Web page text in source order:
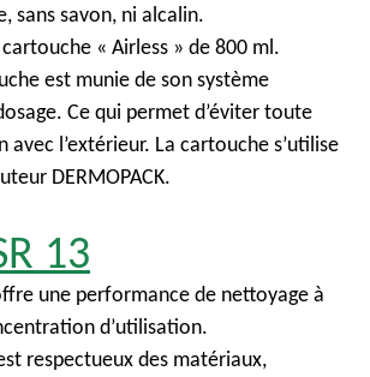
sans savon, ni alcalin.
« Airless » de 800 ml.
est munie de son système
Ce qui permet d’éviter toute
l’extérieur. La cartouche s’utilise
DERMOPACK.
13
une performance de nettoyage à
d’utilisation.
respectueux des matériaux,